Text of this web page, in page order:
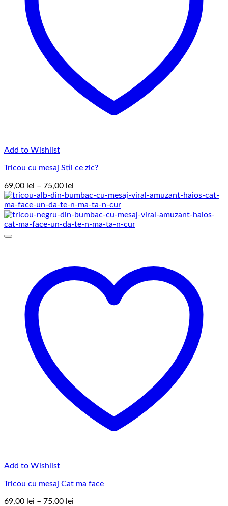
Add to Wishlist
Tricou cu mesaj Stii ce zic?
69,00 lei – 75,00 lei
de
prețuri:
69,00 lei
până
Add to Wishlist
Tricou cu mesaj Cat ma face
69,00 lei – 75,00 lei